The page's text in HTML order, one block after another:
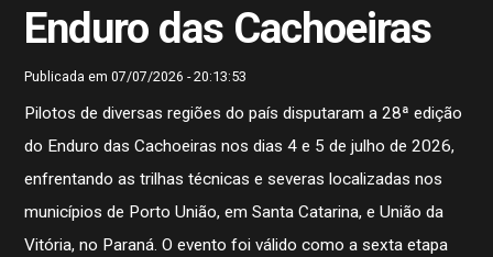
Enduro das Cachoeiras
Publicada em 07/07/2026 - 20:13:53
Pilotos de diversas regiões do país disputaram a 28ª edição
do Enduro das Cachoeiras nos dias 4 e 5 de julho de 2026,
enfrentando as trilhas técnicas e severas localizadas nos
municípios de Porto União, em Santa Catarina, e União da
Vitória, no Paraná. O evento foi válido como a sexta etapa